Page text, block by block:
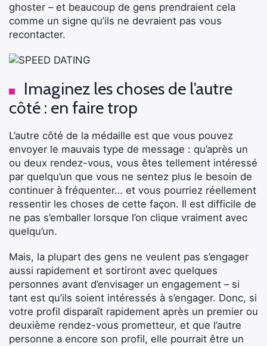
ghoster – et beaucoup de gens prendraient cela
comme un signe qu’ils ne devraient pas vous
recontacter.
Imaginez les choses de l’autre
côté : en faire trop
L’autre côté de la médaille est que vous pouvez
envoyer le mauvais type de message : qu’après un
ou deux rendez-vous, vous êtes tellement intéressé
par quelqu’un que vous ne sentez plus le besoin de
continuer à fréquenter… et vous pourriez réellement
ressentir les choses de cette façon. Il est difficile de
ne pas s’emballer lorsque l’on clique vraiment avec
quelqu’un.
Mais, la plupart des gens ne veulent pas s’engager
aussi rapidement et sortiront avec quelques
personnes avant d’envisager un engagement – si
tant est qu’ils soient intéressés à s’engager. Donc, si
votre profil disparaît rapidement après un premier ou
deuxième rendez-vous prometteur, et que l’autre
personne a encore son profil, elle pourrait être un
×
Rechercher